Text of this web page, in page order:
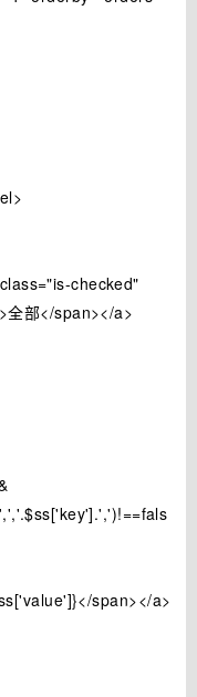
checked"
部</span></a>
span></a>